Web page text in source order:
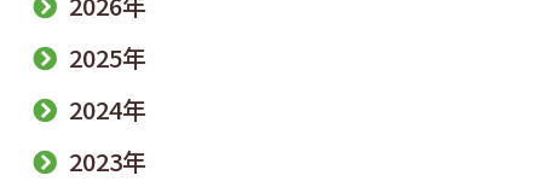
2025年
2024年
2023年